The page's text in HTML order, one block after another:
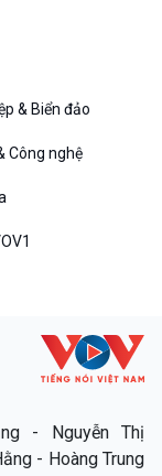
& Biển đảo
Công nghệ
- Nguyễn Thị
- Hoàng Trung